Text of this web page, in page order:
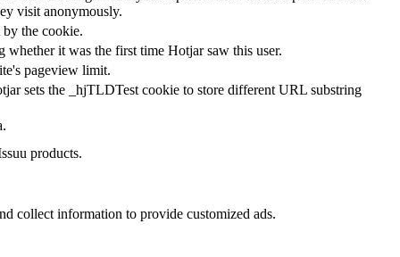
visit anonymously.
by the cookie.
whether it was the first time Hotjar saw this user.
pageview limit.
sets the _hjTLDTest cookie to store different URL substring
products.
collect information to provide customized ads.